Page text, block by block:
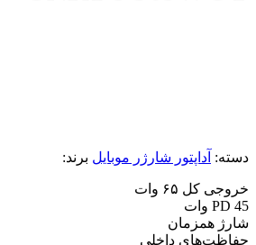
دسته: آداپتور شارژر موبایل برند:
خروجی کل ۶۵ وات
PD 45 وات
شارژ همزمان
حفاظت‌های داخلی